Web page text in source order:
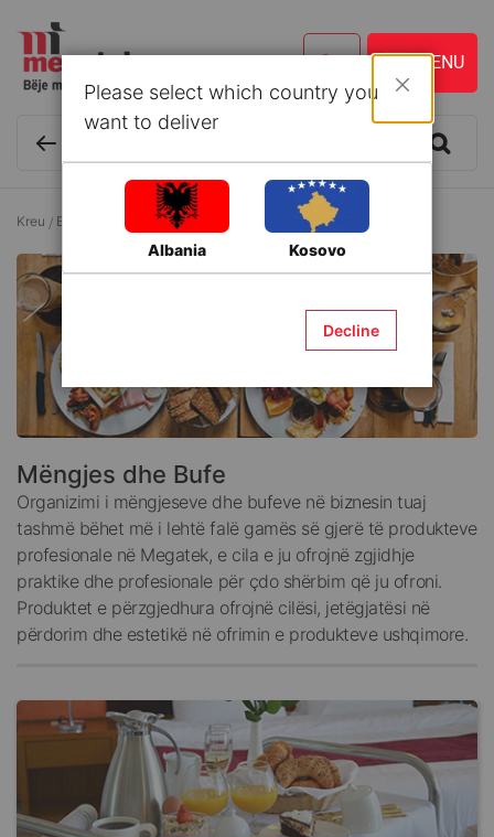
Kreu Enë kuzhine dhe Aksesorë Mëngjes dhe Bufe
Mëngjes dhe Bufe
Organizimi i mëngjeseve dhe bufeve në biznesin tuaj
tashmë bëhet më i lehtë falë gamës së gjerë të produkteve
profesionale në Megatek, e cila e ju ofrojnë zgjidhje
praktike dhe profesionale për çdo shërbim që ju ofroni.
Produktet e përzgjedhura ofrojnë cilësi, jetëgjatësi në
përdorim dhe estetikë në ofrimin e produkteve ushqimore.
Please select which country you
want to deliver
Albania Kosovo
Decline